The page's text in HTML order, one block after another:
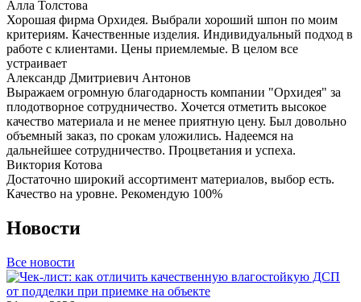
Алла Толстова
Хорошая фирма Орхидея. Выбрали хороший шпон по моим
критериям. Качественные изделия. Индивидуальный подход в
работе с клиентами. Цены приемлемые. В целом все
устраивает
Александр Дмитриевич Антонов
Выражаем огромную благодарность компании "Орхидея" за
плодотворное сотрудничество. Хочется отметить высокое
качество материала и не менее приятную цену. Был довольно
объемный заказ, по срокам уложились. Надеемся на
дальнейшее сотрудничество. Процветания и успеха.
Виктория Котова
Достаточно широкий ассортимент материалов, выбор есть.
Качество на уровне. Рекомендую 100%
Новости
Все новости